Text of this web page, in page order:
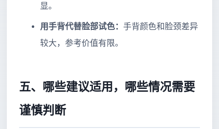
显。
用手背代替脸部试色： 手背颜色和脸颈差异
较大，参考价值有限。
五、哪些建议适用，哪些情况需要
谨慎判断